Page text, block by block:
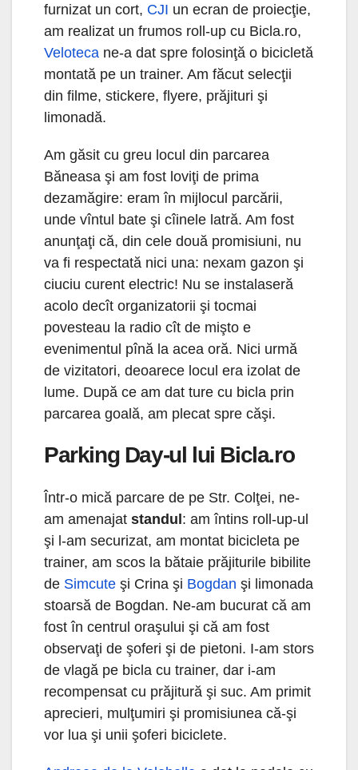
furnizat un cort, CJI un ecran de proiecţie,
am realizat un frumos roll-up cu Bicla.ro,
Veloteca ne-a dat spre folosinţă o bicicletă
montată pe un trainer. Am făcut selecţii
din filme, stickere, flyere, prăjituri şi
limonadă.
Am găsit cu greu locul din parcarea
Băneasa şi am fost loviţi de prima
dezamăgire: eram în mijlocul parcării,
unde vîntul bate şi cîinele latră. Am fost
anunţaţi că, din cele două promisiuni, nu
va fi respectată nici una: nexam gazon şi
ciuciu curent electric! Nu se instalaseră
acolo decît organizatorii şi tocmai
povesteau la radio cît de mişto e
evenimentul pînă la acea oră. Nici urmă
de vizitatori, deoarece locul era izolat de
lume. După ce am dat ture cu bicla prin
parcarea goală, am plecat spre căşi.
Parking Day-ul lui Bicla.ro
Într-o mică parcare de pe Str. Colţei, ne-
am amenajat standul : am întins roll-up-ul
şi l-am securizat, am montat bicicleta pe
trainer, am scos la bătaie prăjiturile bibilite
de Simcute şi Crina şi Bogdan şi limonada
stoarsă de Bogdan. Ne-am bucurat că am
fost în centrul oraşului şi că am fost
observaţi de şoferi şi de pietoni. I-am stors
de vlagă pe bicla cu trainer, dar i-am
recompensat cu prăjitură şi suc. Am primit
aprecieri, mulţumiri şi promisiunea că-şi
vor lua şi unii şoferi biciclete.